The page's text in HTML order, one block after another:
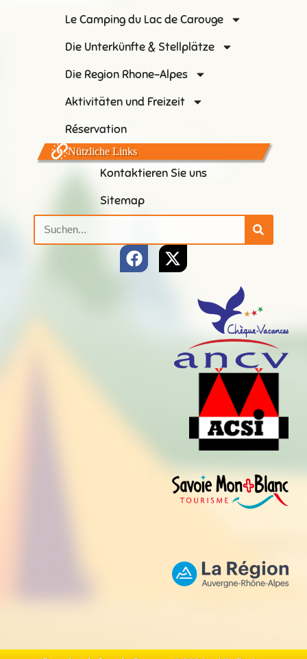
Le Camping du Lac de Carouge
Die Unterkünfte & Stellplätze
Die Region Rhone-Alpes
Aktivitäten und Freizeit
Réservation
Nützliche Links
Kontaktieren Sie uns
Sitemap